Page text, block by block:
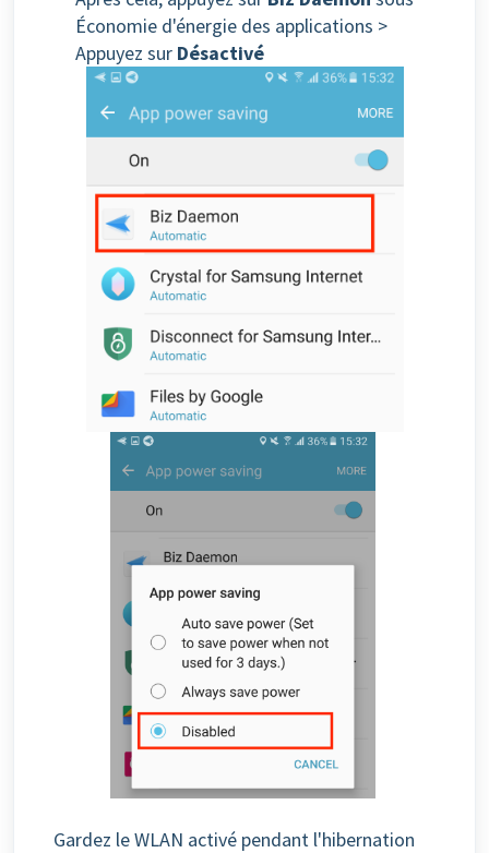
Économie d'énergie des applications >
Appuyez sur Désactivé
Gardez le WLAN activé pendant l'hibernation